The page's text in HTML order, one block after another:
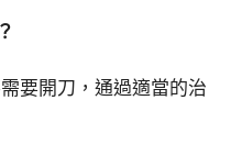
要開刀，通過適當的治